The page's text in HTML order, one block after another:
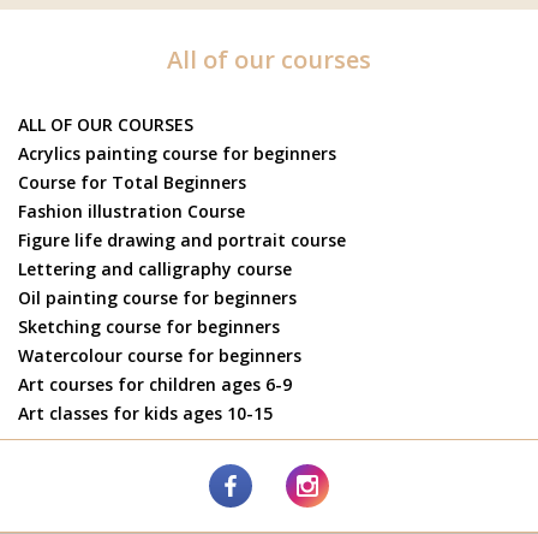
All of our courses
ALL OF OUR COURSES
Acrylics painting course for beginners
Course for Total Beginners
Fashion illustration Course
Figure life drawing and portrait course
Lettering and calligraphy course
Oil painting course for beginners
Sketching course for beginners
Watercolour course for beginners
Art courses for children ages 6-9
Art classes for kids ages 10-15